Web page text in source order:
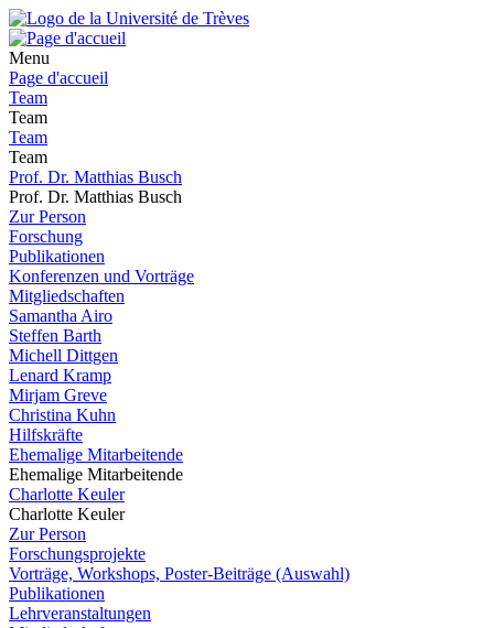
Menu
Page d'accueil
Team
Team
Team
Team
Prof. Dr. Matthias Busch
Prof. Dr. Matthias Busch
Zur Person
Forschung
Publikationen
Konferenzen und Vorträge
Mitgliedschaften
Samantha Airo
Steffen Barth
Michell Dittgen
Lenard Kramp
Mirjam Greve
Christina Kuhn
Hilfskräfte
Ehemalige Mitarbeitende
Ehemalige Mitarbeitende
Charlotte Keuler
Charlotte Keuler
Zur Person
Forschungsprojekte
Vorträge, Workshops, Poster-Beiträge (Auswahl)
Publikationen
Lehrveranstaltungen